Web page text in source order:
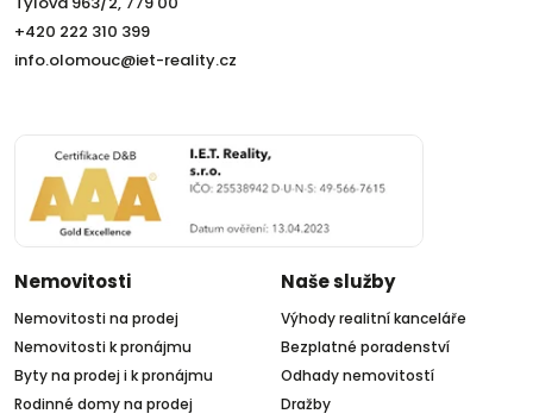
+420 222 310 399
info.olomouc@iet-reality.cz
Nemovitosti
Nemovitosti na prodej
Nemovitosti k pronájmu
Byty na prodej i k pronájmu
Rodinné domy na prodej
Naše služby
Výhody realitní kanceláře
Bezplatné poradenství
Odhady nemovitostí
Dražby